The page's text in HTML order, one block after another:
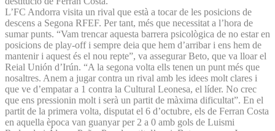
L’FC Andorra visita un rival que està a tocar de les posicions de
descens a Segona RFEF. Per tant, més que necessitat a l’hora de
sumar punts. “Vam trencar aquesta barrera psicològica de no estar en
posicions de play-off i sempre deia que hem d’arribar i ens hem de
mantenir i aquest és el nou repte”, va assegurar Beto, que va lloar el
Reial Unión d’Irún. “A la segona volta ells tenen un punt més que
nosaltres. Anem a jugar contra un rival amb les idees molt clares i
que ve d’empatar a 1 contra la Cultural Leonesa, el líder. No crec
que ens pressionin molt i serà un partit de màxima dificultat”. En el
partit de la primera volta, disputat el 6 d’octubre, els de Ferran Costa
en aquella època van guanyar per 2 a 0 amb gols de Luismi